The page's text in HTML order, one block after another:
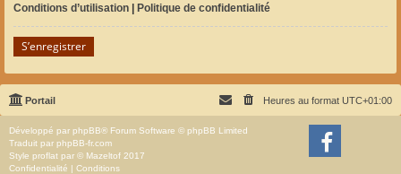
Conditions d’utilisation | Politique de confidentialité
S’enregistrer
Portail Heures au format UTC+01:00
Développé par phpBB® Forum Software © phpBB Limited
Traduit par phpBB-fr.com
Style proflat par © Mazeltof 2017
Confidentialité | Conditions